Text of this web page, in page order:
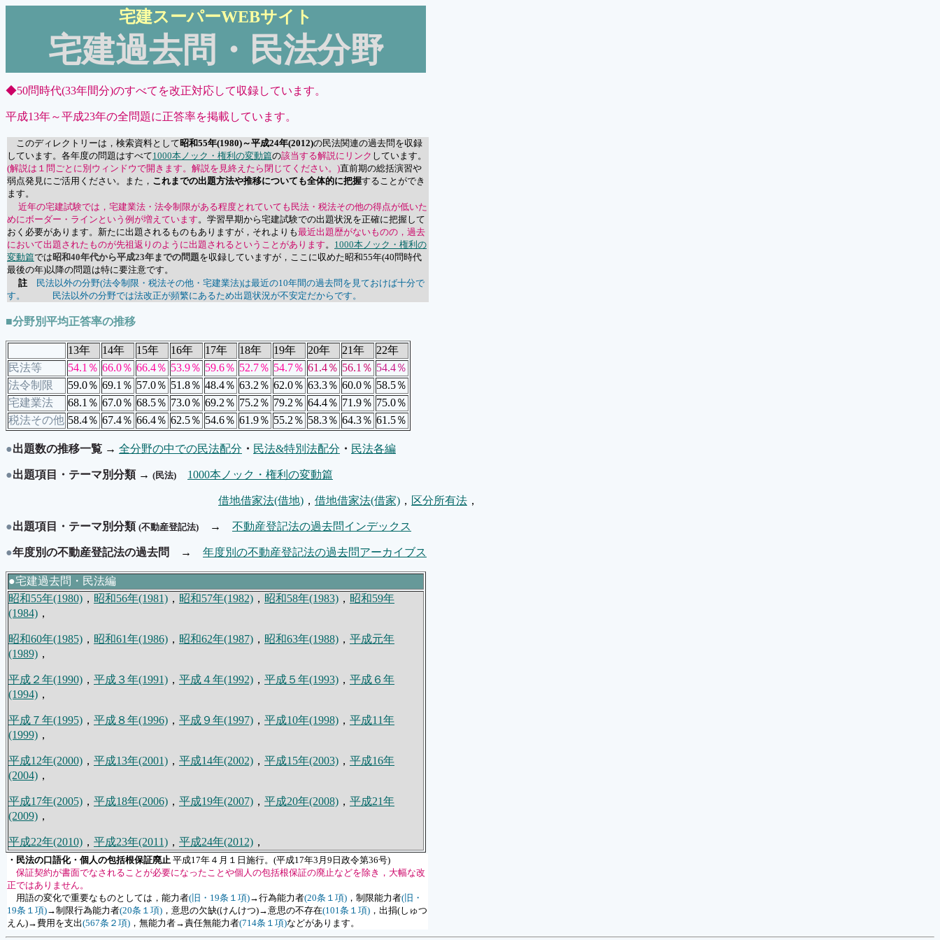
宅建スーパーWEBサイト
宅建過去問・民法分野
◆50問時代(33年間分)のすべてを改正対応して収録しています。
平成13年～平成23年の全問題に正答率を掲載しています。
このディレクトリーは，検索資料として昭和55年(1980)～平成24年(2012)の民法関連の過去問を収録
しています。各年度の問題はすべて1000本ノック・権利の変動篇の該当する解説にリンク しています。
(解説は１問ごとに別ウィンドウで開きます。解説を見終えたら閉じてください。)直前期の総括演習や
弱点発見にご活用ください。また， これまでの出題方法や推移についても全体的に把握することができ
ます。
近年の宅建試験では，宅建業法・法令制限がある程度とれていても民法・税法その他の得点が低いた
めにボーダー・ラインという例が増えています。学習早期から宅建試験での出題状況を正確に把握して
おく必要があります。新たに出題されるものもありますが，それよりも最近出題歴がないものの，過去
において出題されたものが先祖返りのように出題されるということがあります。 1000本ノック・権利の
変動篇では昭和40年代から平成23年までの問題を収録していますが，ここに収めた昭和55年(40問時代
最後の年)以降の問題は特に要注意です。
註
民法以外の分野(法令制限・税法その他・宅建業法)は最近の10年間の過去問を見ておけば十分で
す。 民法以外の分野では法改正が頻繁にあるため出題状況が不安定だからです。
■分野別平均正答率の推移
13年 14年 15年 16年 17年 18年 19年 20年 21年
22年
民法等
54.1％ 66.0％ 66.4％ 53.9％ 59.6％ 52.7％ 54.7％ 61.4％ 56.1％ 54.4％
法令制限
59.0％ 69.1％ 57.0％ 51.8％ 48.4％ 63.2％ 62.0％ 63.3％ 60.0％ 58.5％
宅建業法
68.1％ 67.0％ 68.5％ 73.0％ 69.2％ 75.2％ 79.2％ 64.4％ 71.9％ 75.0％
税法その他 58.4％ 67.4％ 66.4％ 62.5％ 54.6％ 61.9％ 55.2％ 58.3％ 64.3％ 61.5％
●出題数の推移一覧 → 全分野の中での民法配分 ・ 民法&特別法配分 ・ 民法各編
●出題項目・テーマ別分類 → (民法) 1000本ノック・権利の変動篇
借地借家法(借地) ， 借地借家法(借家) ， 区分所有法 ，
●出題項目・テーマ別分類 (不動産登記法) → 不動産登記法の過去問インデックス
●年度別の不動産登記法の過去問 → 年度別の不動産登記法の過去問アーカイブス
●宅建過去問・民法編
昭和55年(1980) ， 昭和56年(1981) ， 昭和57年(1982) ， 昭和58年(1983) ， 昭和59年
(1984) ，
昭和60年(1985) ， 昭和61年(1986) ， 昭和62年(1987) ， 昭和63年(1988) ， 平成元年
(1989) ，
平成２年(1990) ， 平成３年(1991) ， 平成４年(1992) ， 平成５年(1993) ， 平成６年
(1994) ，
平成７年(1995) ， 平成８年(1996) ， 平成９年(1997) ， 平成10年(1998) ， 平成11年
(1999) ，
平成12年(2000) ， 平成13年(2001) ， 平成14年(2002) ， 平成15年(2003) ， 平成16年
(2004) ，
平成17年(2005) ， 平成18年(2006) ， 平成19年(2007) ， 平成20年(2008) ， 平成21年
(2009) ，
平成22年(2010) ， 平成23年(2011) ， 平成24年(2012) ，
・民法の口語化・個人の包括根保証廃止 平成17年４月１日施行。(平成17年3月9日政令第36号)
保証契約が書面でなされることが必要になったことや個人の包括根保証の廃止などを除き，大幅な改
正ではありません。
用語の変化で重要なものとしては，能力者(旧・19条１項)→行為能力者(20条１項) ，制限能力者(旧・
19条１項)→制限行為能力者(20条１項) ，意思の欠缺(けんけつ)→意思の不存在(101条１項) ， 出捐(しゅつ
えん)→費用を支出(567条２項) ，無能力者→責任無能力者(714条１項)などがあります。